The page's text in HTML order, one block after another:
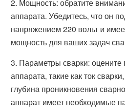
2. Мощность: обратите
аппарата. Убедитесь, что он
напряжением 220 вольт и
мощность для ваших задач
3. Параметры сварки:
аппарата, такие как ток
глубина проникновения
аппарат имеет необходимые